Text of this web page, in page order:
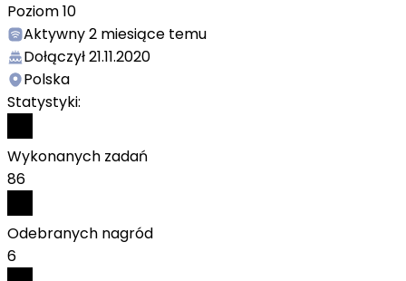
Poziom10
Aktywny2 miesiące temu
Dołączył21.11.2020
Polska
Statystyki:
Wykonanych zadań
86
Odebranych nagród
6